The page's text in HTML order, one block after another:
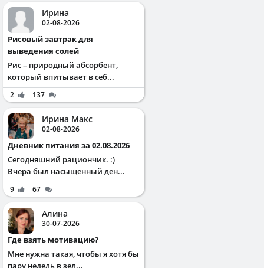
Ирина
02-08-2026
Рисовый завтрак для
выведения солей
Рис – природный абсорбент,
который впитывает в себ...
2 137
Ирина Макс
02-08-2026
Дневник питания за 02.08.2026
Сегодняшний рациончик. :)
Вчера был насыщенный ден...
9 67
Алина
30-07-2026
Где взять мотивацию?
Мне нужна такая, чтобы я хотя бы
пару недель в зел...